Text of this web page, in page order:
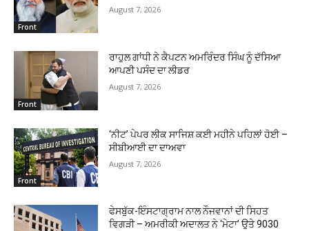
Front
August 7, 2026
Front
ਰਾਹੁਲ ਗਾਂਧੀ ਨੇ ਕੈਪਟਨ ਅਮਰਿੰਦਰ ਸਿੰਘ ਨੂੰ ਦੱਸਿਆ
ਆਪਣੀ ਪਸੰਦ ਦਾ ਲੀਡਰ
August 7, 2026
Front
‘ਨੀਟ’ ਪੇਪਰ ਲੀਕ ਸਾਜਿਸ਼ ਕਈ ਮਹੀਨੇ ਪਹਿਲਾਂ ਹੋਈ –
ਸੀਬੀਆਈ ਦਾ ਦਾਅਵਾ
August 7, 2026
ਫੇਸਬੁੱਕ-ਇੰਸਟਾਗ੍ਰਾਮ ਨਾਲ ਨੌਜਵਾਨਾਂ ਦੀ ਸਿਹਤ
ਵਿਗੜੀ – ਅਮਰੀਕੀ ਅਦਾਲਤ ਨੇ ‘ਮੇਟਾ’ ਉਤੇ 9030